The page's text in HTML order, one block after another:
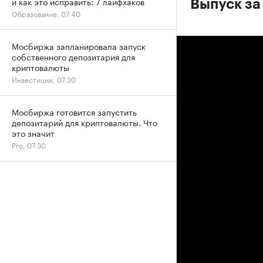
Выпуск
Образование, 07:40
Мосбиржа запланировала запуск
собственного депозитария для
криптовалюты
Инвестиции, 07:30
Мосбиржа готовится запустить
депозитарий для криптовалюты. Что
это значит
Pro, 07:30